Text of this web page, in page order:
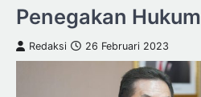
Penegakan Hukum
Redaksi 26 Februari 2023